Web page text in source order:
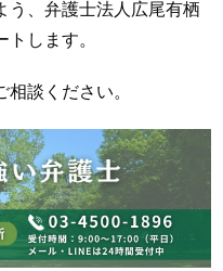
う、弁護士法人広尾有栖
します。
談ください。